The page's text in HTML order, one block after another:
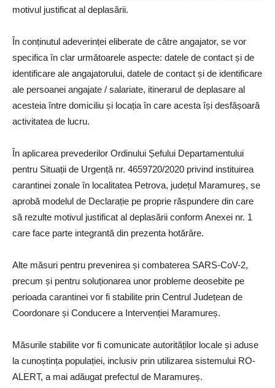
motivul justificat al deplasării.
În conținutul adeverinței eliberate de către angajator, se vor
specifica în clar următoarele aspecte: datele de contact și de
identificare ale angajatorului, datele de contact și de identificare
ale persoanei angajate / salariate, itinerarul de deplasare al
acesteia între domiciliu și locația în care acesta își desfășoară
activitatea de lucru.
În aplicarea prevederilor Ordinului Șefului Departamentului
pentru Situații de Urgență nr. 4659720/2020 privind instituirea
carantinei zonale în localitatea Petrova, județul Maramureș, se
aprobă modelul de Declarație pe proprie răspundere din care
să rezulte motivul justificat al deplasării conform Anexei nr. 1
care face parte integrantă din prezenta hotărâre.
Alte măsuri pentru prevenirea și combaterea SARS-CoV-2,
precum și pentru soluționarea unor probleme deosebite pe
perioada carantinei vor fi stabilite prin Centrul Județean de
Coordonare și Conducere a Intervenției Maramureș.
Măsurile stabilite vor fi comunicate autorităților locale și aduse
la cunoștința populației, inclusiv prin utilizarea sistemului RO-
ALERT, a mai adăugat prefectul de Maramureș.